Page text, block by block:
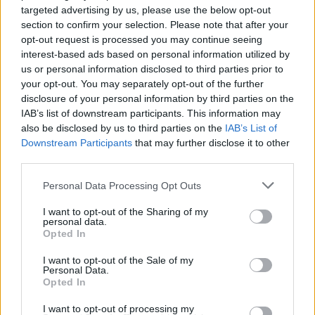
targeted advertising by us, please use the below opt-out
section to confirm your selection. Please note that after your
opt-out request is processed you may continue seeing
interest-based ads based on personal information utilized by
us or personal information disclosed to third parties prior to
your opt-out. You may separately opt-out of the further
disclosure of your personal information by third parties on the
IAB’s list of downstream participants. This information may
also be disclosed by us to third parties on the IAB’s List of
Downstream Participants that may further disclose it to other
Personal Data Processing Opt Outs
I want to opt-out of the Sharing of my
personal data.
Opted In
I want to opt-out of the Sale of my
Personal Data.
Opted In
I want to opt-out of processing my
Υπεγράφη η σύμβαση για την «Αναβάθμιση
υποδομών κεντρικής δομής του Μουσείου
Πόλης»
8 Αυγούστου 2026, 19:33
Την Κυριακή 9 Αυγούστου η κηδεία του
Κωνσταντίνου Βογιατζή
8 Αυγούστου 2026, 19:28
Κωνσταντίνου Πλεξίδα
Την Κυριακή 9 Αυγούστου η κηδεία της
Θωμαΐτσας Τσιούκα
8 Αυγούστου 2026, 17:42
Μετώπη: Χωρίς τις αισθήσεις του